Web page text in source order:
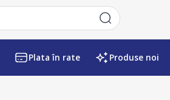
Plata în rate Produse noi
Numele atributului Valoarea